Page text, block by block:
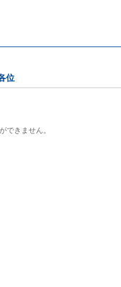
位
できません。